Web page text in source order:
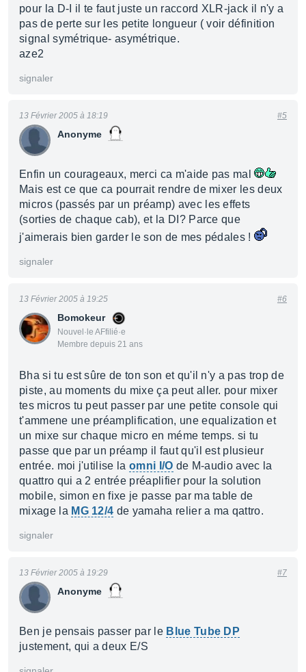
pour la D-I il te faut juste un raccord XLR-jack il n'y a
pas de perte sur les petite longueur ( voir définition
signal symétrique- asymétrique.
aze2
signaler
Anonyme
13 Février 2005 à 18:19 #5
Enfin un courageaux, merci ca m'aide pas mal
Mais est ce que ca pourrait rendre de mixer les deux
micros (passés par un préamp) avec les effets
(sorties de chaque cab), et la DI? Parce que
j'aimerais bien garder le son de mes pédales !
signaler
Bomokeur
Nouvel·le AFfilié·e
Membre depuis 21 ans
13 Février 2005 à 19:25 #6
Bha si tu est sûre de ton son et qu'il n'y a pas trop de
piste, au moments du mixe ça peut aller. pour mixer
tes micros tu peut passer par une petite console qui
t'ammene une préamplification, une equalization et
un mixe sur chaque micro en méme temps. si tu
passe que par un préamp il faut qu'il est plusieur
entrée. moi j'utilise laomni I/O de M-audio avec la
quattro qui a 2 entrée préaplifier pour la solution
mobile, simon en fixe je passe par ma table de
mixage la MG 12/4 de yamaha relier a ma qattro.
signaler
Anonyme
13 Février 2005 à 19:29 #7
Ben je pensais passer par le Blue Tube DP
justement, qui a deux E/S